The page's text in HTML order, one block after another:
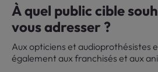
À quel public cible
vous adresser ?
Aux opticiens et audioprothésistes
également aux franchisés et aux